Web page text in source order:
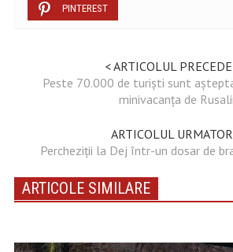
PINTEREST
< ARTICOLUL
Peste 70.000 de turişti sunt
minivacanţa de Rusalii
ARTICOLUL
Percheziții la Dej într-un dosar de
ARTICOLE SIMILARE